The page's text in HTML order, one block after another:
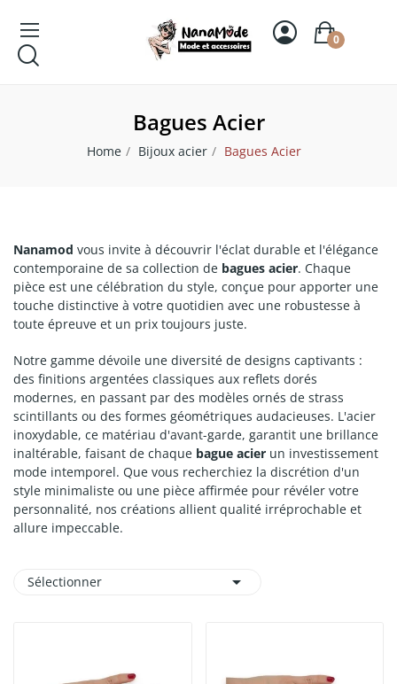
0
Bagues Acier
Home Bijoux acier Bagues Acier
Nanamod vous invite à découvrir l'éclat durable et l'élégance
contemporaine de sa collection de bagues acier. Chaque
pièce est une célébration du style, conçue pour apporter une
touche distinctive à votre quotidien avec une robustesse à
toute épreuve et un prix toujours juste.
Notre gamme dévoile une diversité de designs captivants :
des finitions argentées classiques aux reflets dorés
modernes, en passant par des modèles ornés de strass
scintillants ou des formes géométriques audacieuses. L'acier
inoxydable, ce matériau d'avant-garde, garantit une brillance
inaltérable, faisant de chaque bague acier un investissement
mode intemporel. Que vous recherchiez la discrétion d'un
style minimaliste ou une pièce affirmée pour révéler votre
personnalité, nos créations allient qualité irréprochable et
allure impeccable.
Sélectionner 